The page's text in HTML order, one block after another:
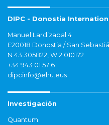
DIPC - Donostia
Manuel Lardizabal 4
E20018 Donostia / San
N 43.305822, W 2.010172
+34 943 01 57 61
dipcinfo@ehu.eus
Investigación
Quantum